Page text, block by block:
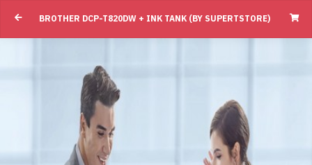
BROTHER DCP-T820DW + INK TANK (BY SUPERTSTORE)